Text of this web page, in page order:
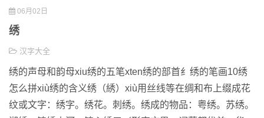
06月02日
绣
汉字大全
绣的声母和韵母xiu绣的五笔xten绣的部首纟绣的笔画10绣
怎么拼xiù绣的含义绣（綉）xiù用丝线等在绸和布上缀成花
纹或文字：绣字。绣花。刺绣。绣成的物品：粤绣。苏绣。